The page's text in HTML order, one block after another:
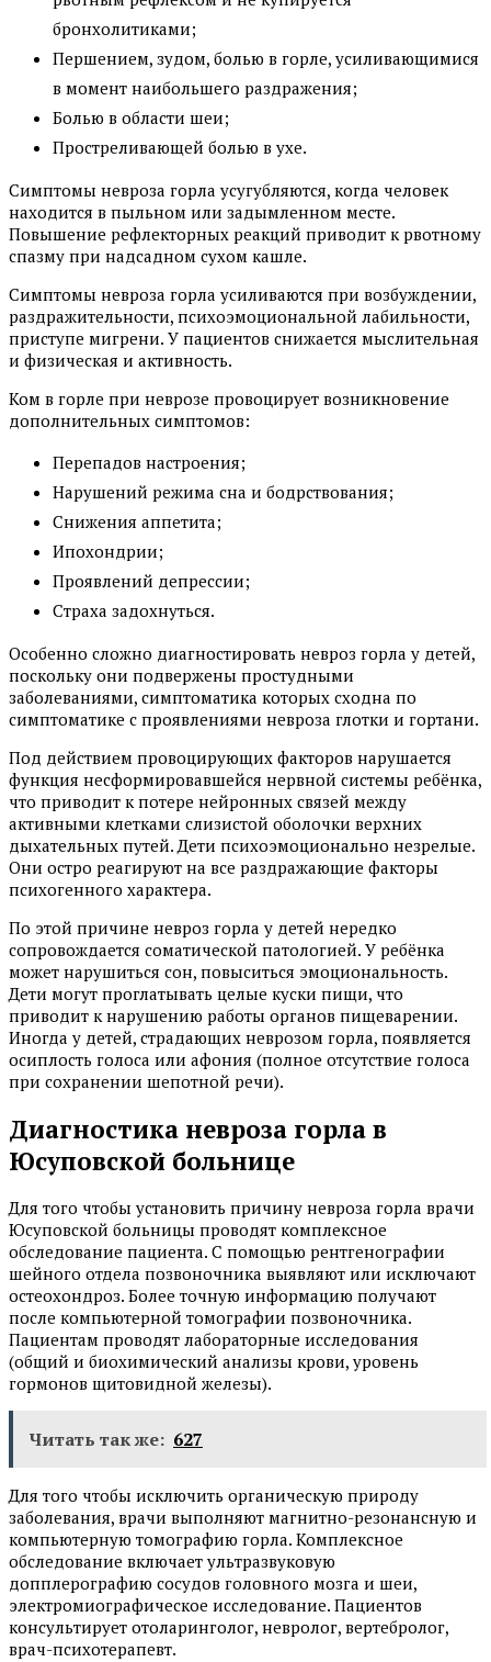
бронхолитиками;
Першением, зудом, болью в горле, усиливающимися
в момент наибольшего раздражения;
Болью в области шеи;
Простреливающей болью в ухе.
Симптомы невроза горла усугубляются, когда человек
находится в пыльном или задымленном месте.
Повышение рефлекторных реакций приводит к рвотному
спазму при надсадном сухом кашле.
Симптомы невроза горла усиливаются при возбуждении,
раздражительности, психоэмоциональной лабильности,
приступе мигрени. У пациентов снижается мыслительная
и физическая и активность.
Ком в горле при неврозе провоцирует возникновение
дополнительных симптомов:
Перепадов настроения;
Нарушений режима сна и бодрствования;
Снижения аппетита;
Ипохондрии;
Проявлений депрессии;
Страха задохнуться.
Особенно сложно диагностировать невроз горла у детей,
поскольку они подвержены простудными
заболеваниями, симптоматика которых сходна по
симптоматике с проявлениями невроза глотки и гортани.
Под действием провоцирующих факторов нарушается
функция несформировавшейся нервной системы ребёнка,
что приводит к потере нейронных связей между
активными клетками слизистой оболочки верхних
дыхательных путей. Дети психоэмоционально незрелые.
Они остро реагируют на все раздражающие факторы
психогенного характера.
По этой причине невроз горла у детей нередко
сопровождается соматической патологией. У ребёнка
может нарушиться сон, повыситься эмоциональность.
Дети могут проглатывать целые куски пищи, что
приводит к нарушению работы органов пищеварении.
Иногда у детей, страдающих неврозом горла, появляется
осиплость голоса или афония (полное отсутствие голоса
при сохранении шепотной речи).
Диагностика невроза горла в
Юсуповской больнице
Для того чтобы установить причину невроза горла врачи
Юсуповской больницы проводят комплексное
обследование пациента. С помощью рентгенографии
шейного отдела позвоночника выявляют или исключают
остеохондроз. Более точную информацию получают
после компьютерной томографии позвоночника.
Пациентам проводят лабораторные исследования
(общий и биохимический анализы крови, уровень
гормонов щитовидной железы).
Читать так же: 627
Для того чтобы исключить органическую природу
заболевания, врачи выполняют магнитно-резонансную и
компьютерную томографию горла. Комплексное
обследование включает ультразвуковую
допплерографию сосудов головного мозга и шеи,
электромиографическое исследование. Пациентов
консультирует отоларинголог, невролог, вертебролог,
врач-психотерапевт.